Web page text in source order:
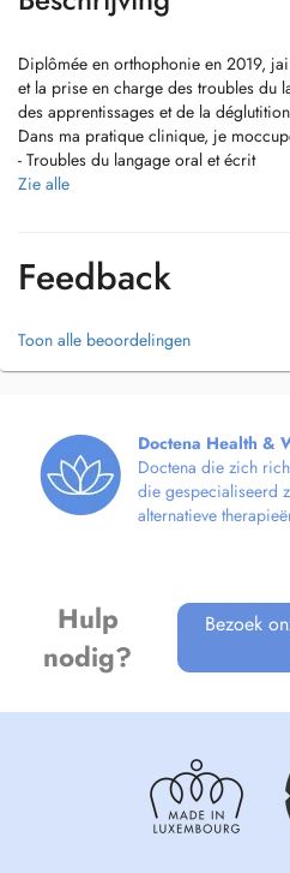
Diplômée en orthophonie en 2019,
et la prise en charge des troubles du
des apprentissages et de la
Dans ma pratique clinique, je
- Troubles du langage oral et écrit
- Troubles du spectre de lautisme
- Troubles neurologiques acquis ou
maladie de Parkinson)
complémentaire.
Laureata in logopedia nel 2019, ho
In particolare, nella mia pratica
- Disturbi del linguaggio orale e
- Disturbi dello spettro autistico
- Terapia miofunzionale e
Rimango a disposizione per
Zie alle
Feedback
Toon alle beoordelingen
Doctena Health &
Doctena die zich
die gespecialiseerd
alternatieve
Hulp
nodig?
Bezoek